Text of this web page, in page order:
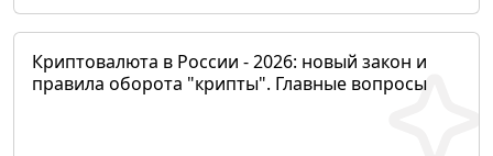
Криптовалюта в России - 2026: новый закон и
правила оборота "крипты". Главные вопросы